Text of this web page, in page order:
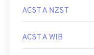
ACST A NZST
ACST A WIB